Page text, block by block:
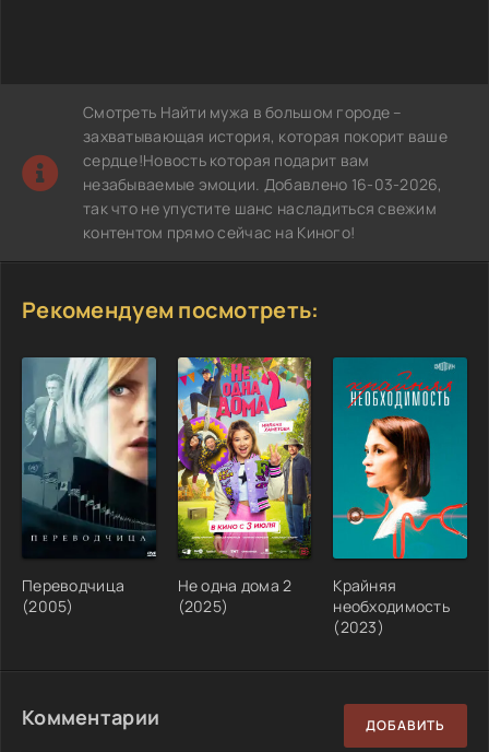
Смотреть Найти мужа в большом городе –
захватывающая история, которая покорит ваше
сердце!Новость которая подарит вам
незабываемые эмоции. Добавлено 16-03-2026,
так что не упустите шанс насладиться свежим
контентом прямо сейчас на Киного!
Рекомендуем посмотреть:
Переводчица
(2005)
Не одна дома 2
(2025)
Крайняя
необходимость
(2023)
Комментарии ДОБАВИТЬ